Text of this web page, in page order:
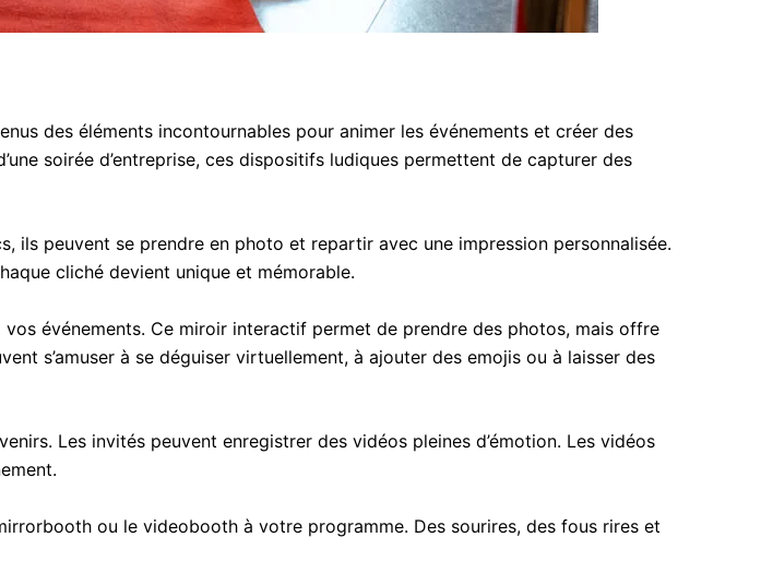
des éléments incontournables pour animer les événements et créer des
soirée d’entreprise, ces dispositifs ludiques permettent de capturer des
ils peuvent se prendre en photo et repartir avec une impression personnalisée.
cliché devient unique et mémorable.
événements. Ce miroir interactif permet de prendre des photos, mais offre
s’amuser à se déguiser virtuellement, à ajouter des emojis ou à laisser des
Les invités peuvent enregistrer des vidéos pleines d’émotion. Les vidéos
ou le videobooth à votre programme. Des sourires, des fous rires et